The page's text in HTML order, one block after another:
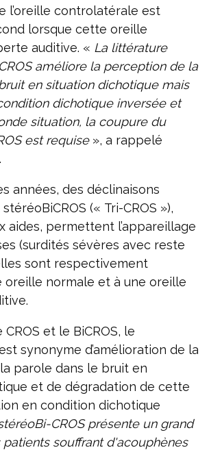
l’oreille controlatérale est
lorsque cette oreille
auditive. « La littérature
améliore la perception de la
en situation dichotique mais
dichotique inversée et
situation, la coupure du
est requise», a rappelé
.
années, des déclinaisons
(« Tri-CROS »),
aides, permettent l’appareillage
(surdités sévères avec reste
sont respectivement
oreille normale et à une oreille
et le BiCROS, le
synonyme d’amélioration de la
parole dans le bruit en
et de dégradation de cette
en condition dichotique
CROS présente un grand
souffrant d'acouphènes